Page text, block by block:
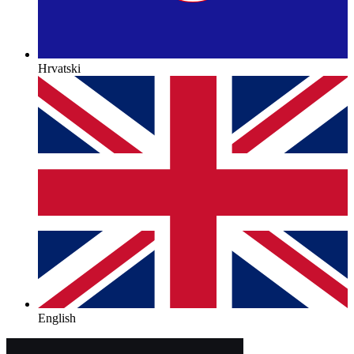
Hrvatski
English